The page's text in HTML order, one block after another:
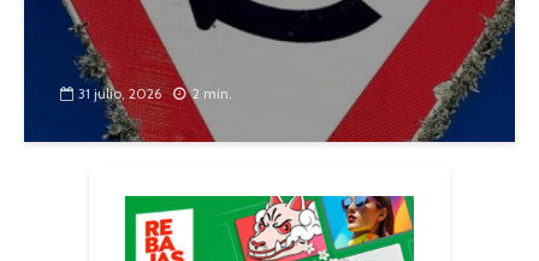
31 julio, 2026 2 min.